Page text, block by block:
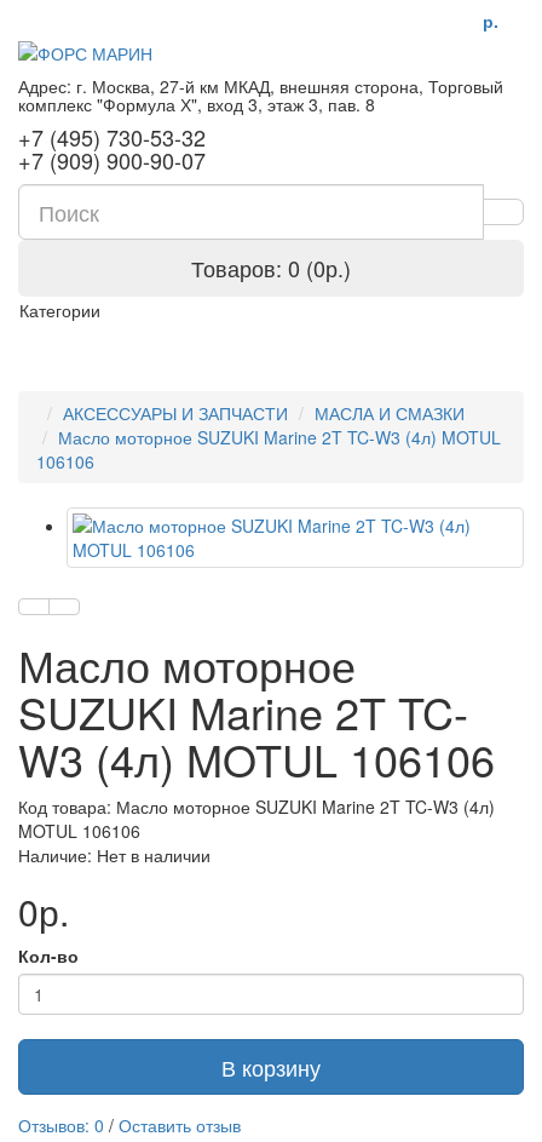
р.
Адрес: г. Москва, 27-й км МКАД, внешняя сторона, Торговый
комплекс "Формула Х", вход 3, этаж 3, пав. 8
+7 (495) 730-53-32
+7 (909) 900-90-07
Товаров: 0 (0р.)
Категории
АКСЕССУАРЫ И ЗАПЧАСТИ
МАСЛА И СМАЗКИ
Масло моторное SUZUKI Marine 2T TC-W3 (4л) MOTUL
106106
Масло моторное
SUZUKI Marine 2T TC-
W3 (4л) MOTUL 106106
Код товара: Масло моторное SUZUKI Marine 2T TC-W3 (4л)
MOTUL 106106
Наличие: Нет в наличии
0р.
Кол-во
В корзину
Отзывов: 0 / Оставить отзыв